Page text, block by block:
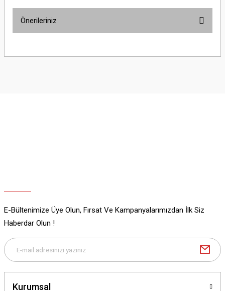
Önerileriniz
yetersiz gördüğünüz noktaları öneri formunu kullanarak tarafımıza
E-Bültenimize Üye Olun, Fırsat Ve Kampanyalarımızdan İlk Siz
Haberdar Olun !
Kurumsal